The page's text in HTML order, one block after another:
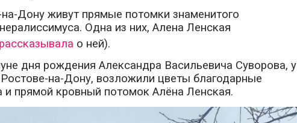
Дону живут прямые потомки знаменитого
Одна из них, Алена Ленская
рассказывала о ней).
дня рождения Александра Васильевича Суворова, у
Ростове-на-Дону, возложили цветы благодарные
и прямой кровный потомок Алёна Ленская.